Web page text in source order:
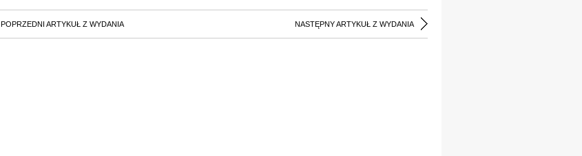
POPRZEDNI ARTYKUŁ Z WYDANIA NASTĘPNY ARTYKUŁ Z WYDANIA